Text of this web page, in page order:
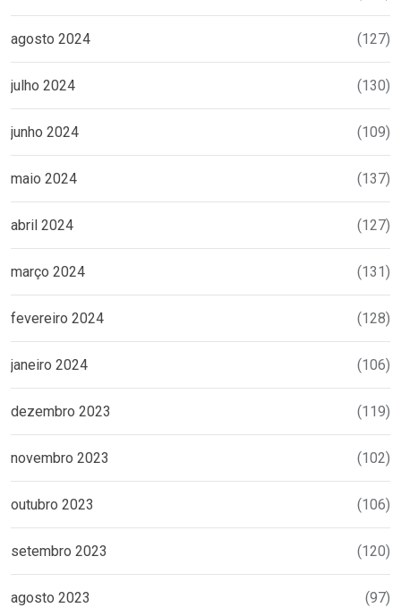
agosto 2024 (127)
julho 2024 (130)
junho 2024 (109)
maio 2024 (137)
abril 2024 (127)
março 2024 (131)
fevereiro 2024 (128)
janeiro 2024 (106)
dezembro 2023 (119)
novembro 2023 (102)
outubro 2023 (106)
setembro 2023 (120)
agosto 2023 (97)